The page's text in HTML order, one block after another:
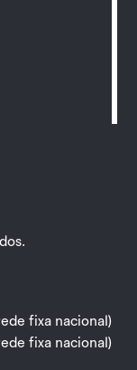
fixa nacional)
fixa nacional)